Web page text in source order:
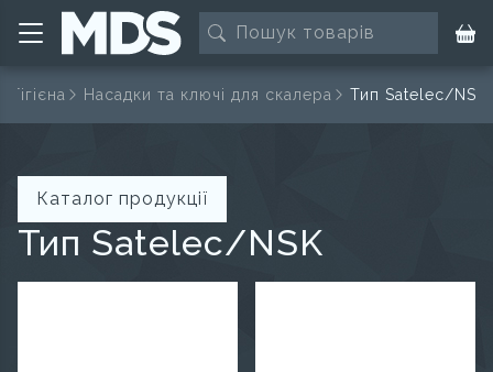
Гігієна Насадки та ключі для скалера Тип Satelec/NSK
Каталог продукції
Тип Satelec/NSK